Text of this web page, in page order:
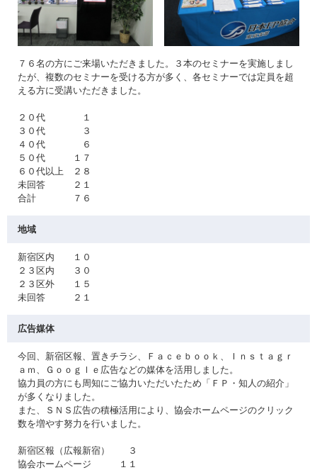
７６名の方にご来場いただきました。３本のセミナーを実施しまし
たが、複数のセミナーを受ける方が多く、各セミナーでは定員を超
える方に受講いただきました。
２０代 １
３０代 ３
４０代 ６
５０代 １７
６０代以上 ２８
未回答 ２１
合計 ７６
地域
新宿区内 １０
２３区内 ３０
２３区外 １５
未回答 ２１
広告媒体
今回、新宿区報、置きチラシ、Ｆａｃｅｂｏｏｋ、Ｉｎｓｔａｇｒ
ａｍ、Ｇｏｏｇｌｅ広告などの媒体を活用しました。
協力員の方にも周知にご協力いただいたため「ＦＰ・知人の紹介」
が多くなりました。
また、ＳＮＳ広告の積極活用により、協会ホームページのクリック
数を増やす努力を行いました。
新宿区報（広報新宿） ３
協会ホームページ １１